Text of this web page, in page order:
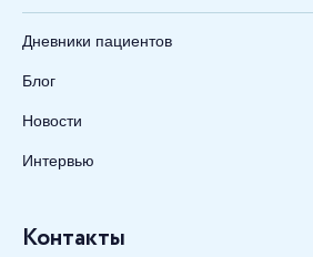
Дневники пациентов
Блог
Новости
Интервью
Контакты